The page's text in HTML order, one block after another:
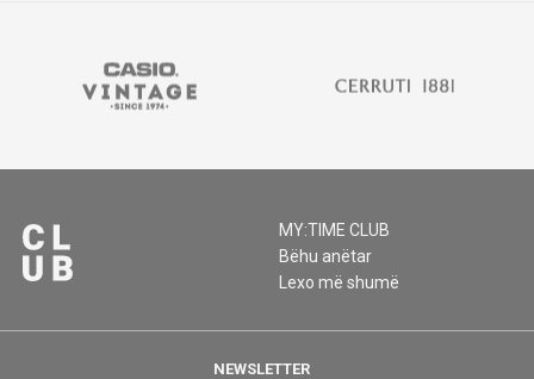
MY:TIME CLUB
Bëhu anëtar
Lexo më shumë
NEWSLETTER